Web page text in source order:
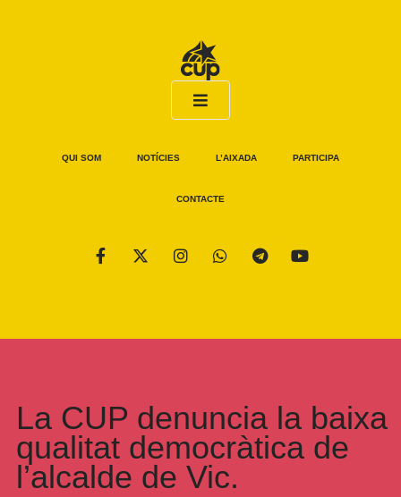
QUI SOM NOTÍCIES L’AIXADA PARTICIPA
CONTACTE
La CUP denuncia la baixa
qualitat democràtica de
l’alcalde de Vic.